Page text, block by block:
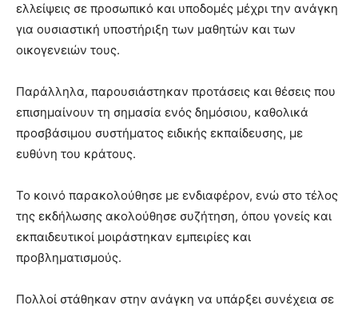
ελλείψεις σε προσωπικό και υποδομές μέχρι την ανάγκη
για ουσιαστική υποστήριξη των μαθητών και των
οικογενειών τους.
Παράλληλα, παρουσιάστηκαν προτάσεις και θέσεις που
επισημαίνουν τη σημασία ενός δημόσιου, καθολικά
προσβάσιμου συστήματος ειδικής εκπαίδευσης, με
ευθύνη του κράτους.
Το κοινό παρακολούθησε με ενδιαφέρον, ενώ στο τέλος
της εκδήλωσης ακολούθησε συζήτηση, όπου γονείς και
εκπαιδευτικοί μοιράστηκαν εμπειρίες και
προβληματισμούς.
Πολλοί στάθηκαν στην ανάγκη να υπάρξει συνέχεια σε